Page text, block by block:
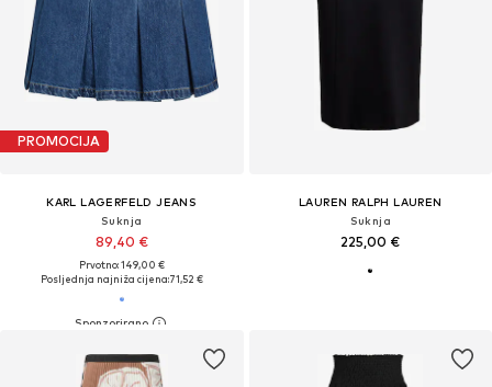
PROMOCIJA
KARL LAGERFELD JEANS
Suknja
89,40 €
Prvotno: 149,00 €
Posljednja najniža cijena:71,52 €
LAUREN RALPH LAUREN
Suknja
225,00 €